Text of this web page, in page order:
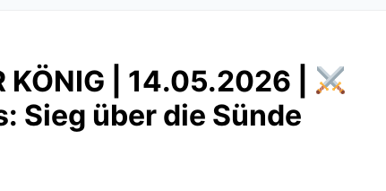
KÖNIG | 14.05.2026 |
Sieg über die Sünde